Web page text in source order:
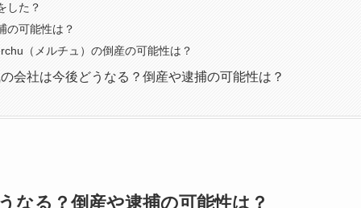
した？
の可能性は？
（メルチュ）の倒産の可能性は？
会社は今後どうなる？倒産や逮捕の可能性は？
なる？倒産や逮捕の可能性は？